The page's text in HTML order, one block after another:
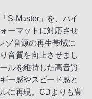
S-Master」を、ハイ
ーマットに対応させ
ゾ音源の再生帯域に
音質を向上させまし
ルを維持した高音質
ー感やスピード感と
に再現。CDよりも豊